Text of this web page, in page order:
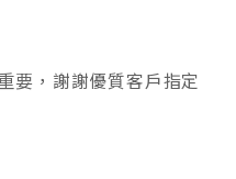
要，謝謝優質客戶指定